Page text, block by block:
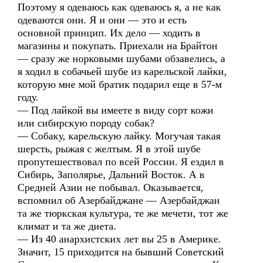
Поэтому я одеваюсь как одеваюсь я, а не как
одеваются они. Я и они — это и есть
основной принцип. Их дело — ходить в
магазины и покупать. Приехали на Брайтон
— сразу же норковыми шубами обзавелись, а
я ходил в собачьей шубе из карельской лайки,
которую мне мой братик подарил еще в 57-м
году.
— Под лайкой вы имеете в виду сорт кожи
или сибирскую породу собак?
— Собаку, карельскую лайку. Могучая такая
шерсть, рыжая с желтым. Я в этой шубе
пропутешествовал по всей России. Я ездил в
Сибирь, Заполярье, Дальний Восток. А в
Средней Азии не побывал. Оказывается,
вспомнил об Азербайджане — Азербайджан
та же тюркская культура, те же мечети, тот же
климат и та же диета.
— Из 40 анархистских лет вы 25 в Америке.
Значит, 15 приходится на бывший Советский